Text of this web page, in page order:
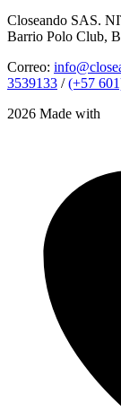
Closeando SAS.
Barrio Polo Club,
Correo:
3539133 /(+57
2026 Made with